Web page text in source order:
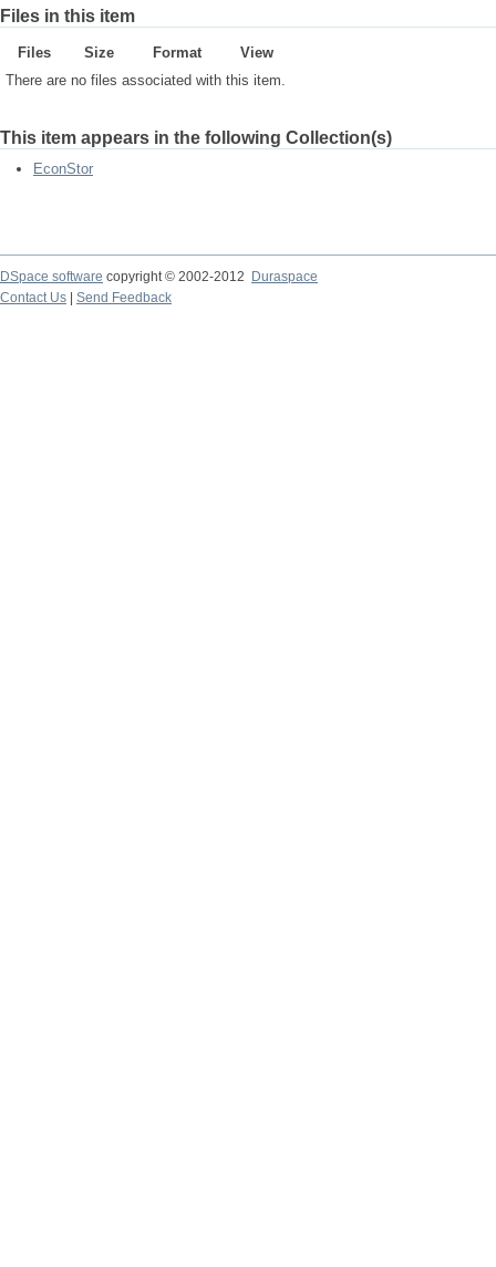
Files in this item
Files Size Format
View
There are no files associated with this item.
This item appears in the following Collection(s)
EconStor
DSpace software copyright © 2002-2012
Duraspace
Contact Us
Send Feedback